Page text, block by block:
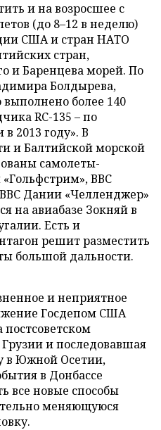
и на возросшее с
(до 8–12 в неделю)
США и стран НАТО
стран,
и Баренцева морей. По
Болдырева,
выполнено более 140
RC-135 –по
2013 году». В
и Балтийской морской
самолеты-
ВВС
Дании «Челленджер»
на авиабазе Зокняй в
Есть и
решит разместить
большой дальности.
и неприятное
Госдепом США
и последовавшая
в Южной Осетии,
в Донбассе
все новые способы
меняющуюся